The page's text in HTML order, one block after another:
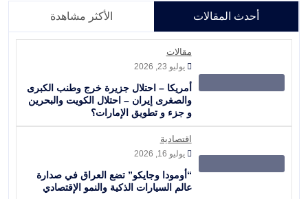
أحدث المقالات الأكثر مشاهدة
مقالات
يوليو 23, 2026
أمريكا – احتلال جزيرة خرج وطنب الكبرى
والصغرى إيران – احتلال الكويت والبحرين
و جزء و تطويق الإمارات؟
اقتصادية
يوليو 16, 2026
“أومودا وجايكو” تضع العراق في صدارة
عالم السيارات الذكية والنمو الإقتصادي